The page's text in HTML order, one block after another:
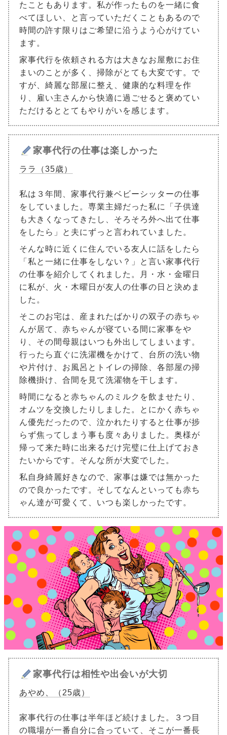
たこともあります。私が作ったものを一緒に食
べてほしい、と言っていただくこともあるので
時間の許す限りはご希望に沿うよう心がけてい
ます。
家事代行を依頼される方は大きなお屋敷にお住
まいのことが多く、掃除がとても大変です。で
すが、綺麗な部屋に整え、健康的な料理を作
り、雇い主さんから快適に過ごせると褒めてい
ただけるととてもやりがいを感じます。
家事代行の仕事は楽しかった
ララ（35歳）
私は３年間、家事代行兼ベビーシッターの仕事
をしていました。専業主婦だった私に「子供達
も大きくなってきたし、そろそろ外へ出て仕事
をしたら」と夫にずっと言われていました。
そんな時に近くに住んでいる友人に話をしたら
「私と一緒に仕事をしない？」と言い家事代行
の仕事を紹介してくれました。月・水・金曜日
に私が、火・木曜日が友人の仕事の日と決めま
した。
そこのお宅は、産まれたばかりの双子の赤ちゃ
んが居て、赤ちゃんが寝ている間に家事をや
り、その間母親はいつも外出してしまいます。
行ったら直ぐに洗濯機をかけて、台所の洗い物
や片付け、お風呂とトイレの掃除、各部屋の掃
除機掛け、合間を見て洗濯物を干します。
時間になると赤ちゃんのミルクを飲ませたり、
オムツを交換したりしました。とにかく赤ちゃ
ん優先だったので、泣かれたりすると仕事が捗
らず焦ってしまう事も度々ありました。奥様が
帰って来た時に出来るだけ完璧に仕上げておき
たいからです。そんな所が大変でした。
私自身綺麗好きなので、家事は嫌では無かった
ので良かったです。そしてなんといっても赤ち
ゃん達が可愛くて、いつも楽しかったです。
家事代行は相性や出会いが大切
あやめ、（25歳）
家事代行の仕事は半年ほど続けました。３つ目
の職場が一番自分に合っていて、そこが一番長